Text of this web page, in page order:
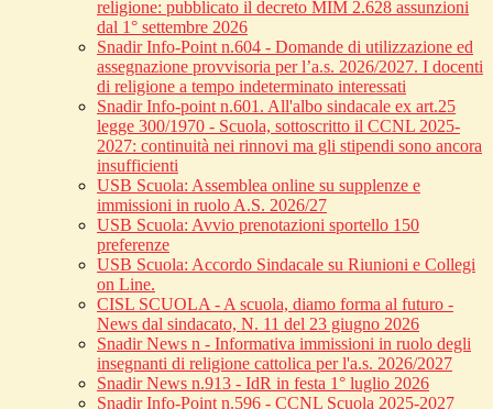
religione: pubblicato il decreto MIM 2.628 assunzioni
dal 1° settembre 2026
Snadir Info-Point n.604 - Domande di utilizzazione ed
assegnazione provvisoria per l’a.s. 2026/2027. I docenti
di religione a tempo indeterminato interessati
Snadir Info-point n.601. All'albo sindacale ex art.25
legge 300/1970 - Scuola, sottoscritto il CCNL 2025-
2027: continuità nei rinnovi ma gli stipendi sono ancora
insufficienti
USB Scuola: Assemblea online su supplenze e
immissioni in ruolo A.S. 2026/27
USB Scuola: Avvio prenotazioni sportello 150
preferenze
USB Scuola: Accordo Sindacale su Riunioni e Collegi
on Line.
CISL SCUOLA - A scuola, diamo forma al futuro -
News dal sindacato, N. 11 del 23 giugno 2026
Snadir News n - Informativa immissioni in ruolo degli
insegnanti di religione cattolica per l'a.s. 2026/2027
Snadir News n.913 - IdR in festa 1° luglio 2026
Snadir Info-Point n.596 - CCNL Scuola 2025-2027